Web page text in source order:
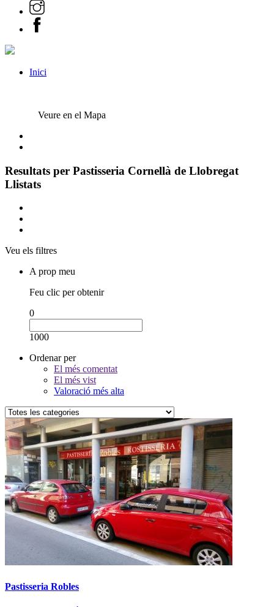
Inici
Veure en el Mapa
Resultats per Pastisseria Cornellà de Llobregat
Llistats
Veu els filtres
A prop meu
Feu clic per obtenir
0
1000
Ordenar per
El més comentat
El més vist
Valoració més alta
Pastisseria Robles